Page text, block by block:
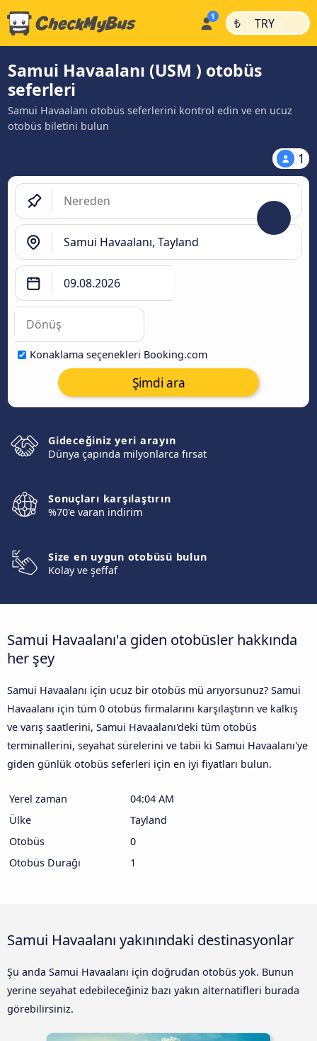
₺ | TRY |
Samui Havaalanı (USM ) otobüs
seferleri
Samui Havaalanı otobüs seferlerini kontrol edin ve en ucuz
otobüs biletini bulun
1
Konaklama seçenekleri Booking.com
Şimdi ara
Gideceğiniz yeri arayın
Dünya çapında milyonlarca fırsat
Sonuçları karşılaştırın
%70'e varan indirim
Size en uygun otobüsü bulun
Kolay ve şeffaf
Samui Havaalanı'a giden otobüsler hakkında
her şey
Samui Havaalanı için ucuz bir otobüs mü arıyorsunuz? Samui
Havaalanı için tüm 0 otobüs firmalarını karşılaştırın ve kalkış
ve varış saatlerini, Samui Havaalanı'deki tüm otobüs
terminallerini, seyahat sürelerini ve tabii ki Samui Havaalanı'ye
giden günlük otobüs seferleri için en iyi fiyatları bulun.
Yerel zaman
04:04 AM
Ülke
Tayland
Otobüs
0
Otobüs Durağı
1
Samui Havaalanı yakınındaki destinasyonlar
Şu anda Samui Havaalanı için doğrudan otobüs yok. Bunun
yerine seyahat edebileceğiniz bazı yakın alternatifleri burada
görebilirsiniz.